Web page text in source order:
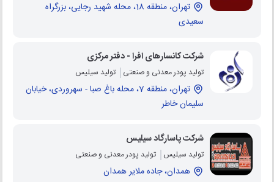
تهران، منطقه 18، محله شهید رجایی، بزرگراه
سعیدی
شرکت کانسارهای افرا - دفتر مرکزی
تولید پودر معدنی و صنعتی تولید سیلیس
تهران، منطقه 7، محله باغ صبا - سهروردی، خیابان
سلیمان خاطر
شرکت پاسارگاد سیلیس
تولید سیلیس تولید پودر معدنی و صنعتی
همدان، جاده ملایر همدان